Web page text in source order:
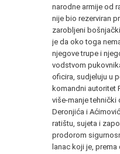
narodne armije od
nije bio rezerviran
zarobljeni
je da oko toga
njegove trupe i
vodstvom
oficira, sudjeluju u
komandni autoritet
više-manje tehnički
Deronjića i
ratištu, sujeta i
prodorom
lanac koji je,